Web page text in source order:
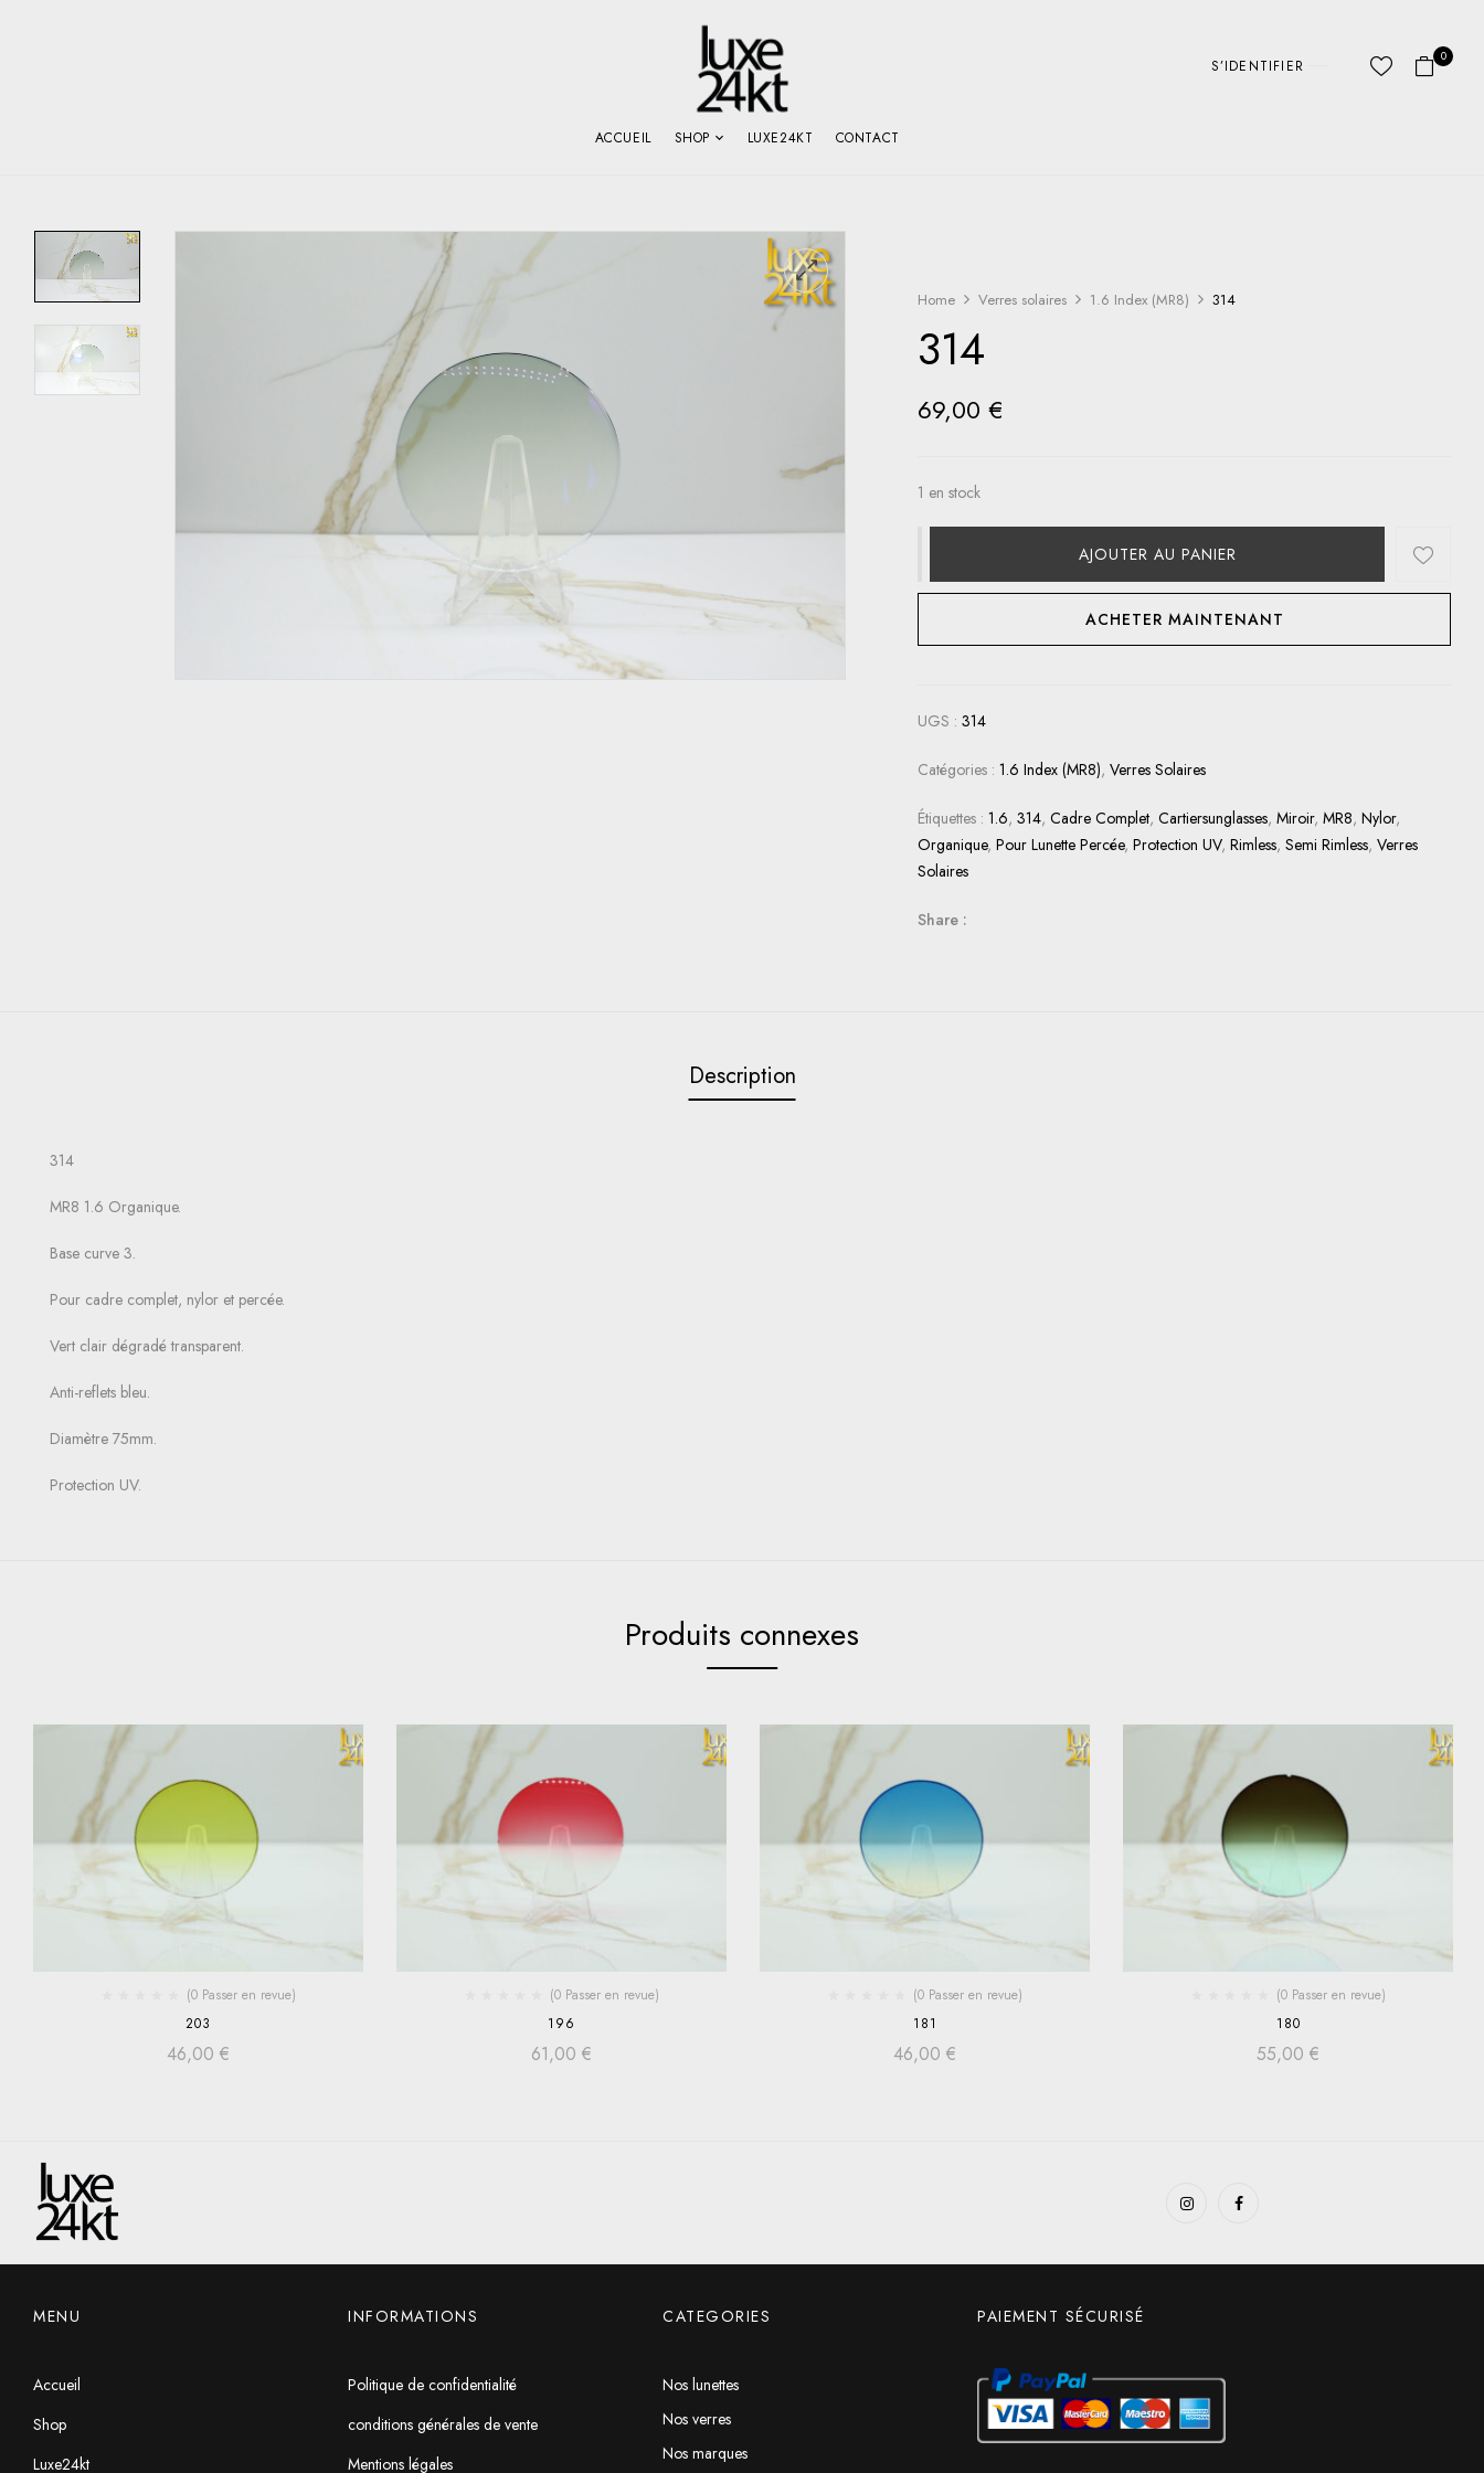
S’IDENTIFIER
0
ACCUEIL SHOP LUXE24KT CONTACT
Home Verres solaires 1.6 Index (MR8) 314
314
69,00€
1 en stock
AJOUTER AU PANIER
ACHETER MAINTENANT
UGS :314
Catégories :1.6 Index (MR8),Verres Solaires
Étiquettes :1.6,314,Cadre Complet,Cartiersunglasses,Miroir,MR8,Nylor,
Organique,Pour Lunette Percée,Protection UV,Rimless,Semi Rimless,Verres
Solaires
Share :
Description
314
MR8 1.6 Organique.
Base curve 3.
Pour cadre complet, nylor et percée.
Vert clair dégradé transparent.
Anti-reflets bleu.
Diamètre 75mm.
Protection UV.
Produits connexes
(0 Passer en revue)
203
46,00 €
(0 Passer en revue)
196
61,00 €
(0 Passer en revue)
181
46,00 €
(0 Passer en revue)
180
55,00 €
MENU
Accueil
Shop
Luxe24kt
INFORMATIONS
Politique de confidentialité
conditions générales de vente
Mentions légales
CATEGORIES
Nos lunettes
Nos verres
Nos marques
PAIEMENT SÉCURISÉ